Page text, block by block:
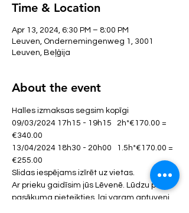
Time & Location
Apr 13, 2024, 6:30 PM – 8:00 PM
Leuven, Ondernemingenweg 1, 3001
Leuven, Beļģija
About the event
Halles izmaksas segsim kopīgi
09/03/2024 17h15 - 19h15   2h*€170.00 =
€340.00
13/04/2024 18h30 - 20h00   1.5h*€170.00 =
€255.00
Slidas iespējams izīrēt uz vietas.
Ar prieku gaidīsim jūs Lēvenē. Lūdzu pirms
pasākuma pieteikties, lai varam aptuveni